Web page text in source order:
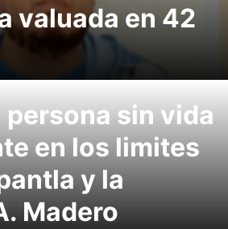
valuada en 42
sin vida
en los limites
y la
Madero